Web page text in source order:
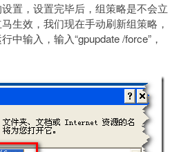
置，设置完毕后，组策略是不会立
生效，我们现在手动刷新组策略，
中输入，输入“gpupdate /force”，